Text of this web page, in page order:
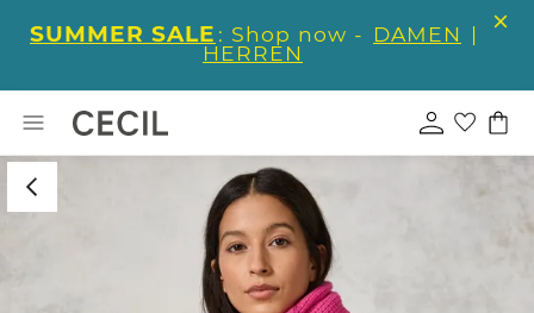
SUMMER SALE : Shop now - DAMEN |
HERREN